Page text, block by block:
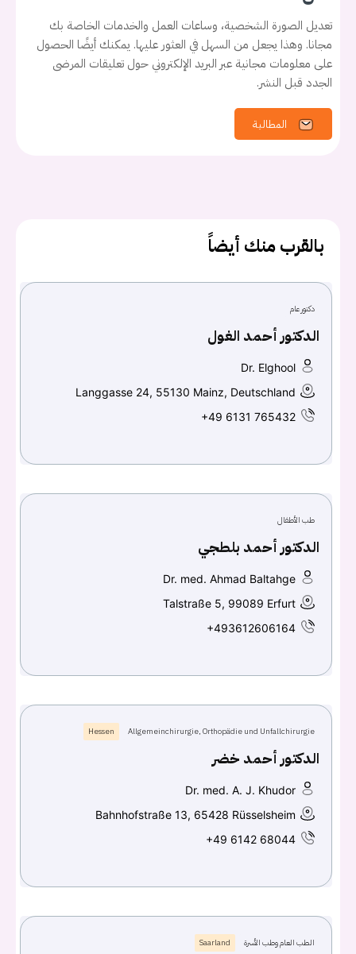
يجب عليك تسجيل الدخول حتى يمكنك طرح سؤال.
كلمه السرهل نسيت كلمة السر؟
Don't have an account?
Continue withFacebook
تعديل الصورة الشخصية، وساعات العمل والخدمات الخاصة بك
مجانا. وهذا يجعل من السهل في العثور عليها. يمكنك أيضًا الحصول
على معلومات مجانية عبر البريد الإلكتروني حول تعليقات المرضى
الجدد قبل النشر.
المطالبة
بالقرب منك أيضاً
دكتور عام
الدكتور أحمد الغول
Dr. Elghool
Langgasse 24, 55130 Mainz, Deutschland
+49 6131 765432
طب الأطفال
الدكتور أحمد بلطجي
Dr. med. Ahmad Baltahge
Talstraße 5, 99089 Erfurt
+493612606164
Allgemeinchirurgie, Orthopädie und Unfallchirurgie
Hessen
الدكتور أحمد خضر
Dr. med. A. J. Khudor
Bahnhofstraße 13, 65428 Rüsselsheim
+49 6142 68044
الطب العام وطب الأسرة Saarland